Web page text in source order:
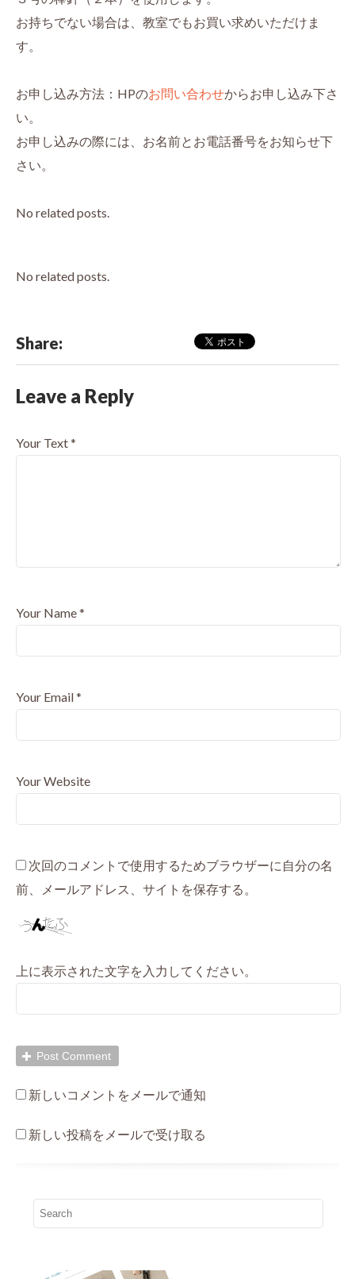
お持ちでない場合は、教室でもお買い求めいただけま
す。
お申し込み方法：HPのお問い合わせからお申し込み下さ
い。
お申し込みの際には、お名前とお電話番号をお知らせ下
さい。
No related posts.
No related posts.
Share:
Leave a Reply
Your Text*
Your Name*
Your Email*
Your Website
次回のコメントで使用するためブラウザーに自分の名
前、メールアドレス、サイトを保存する。
上に表示された文字を入力してください。
新しいコメントをメールで通知
新しい投稿をメールで受け取る